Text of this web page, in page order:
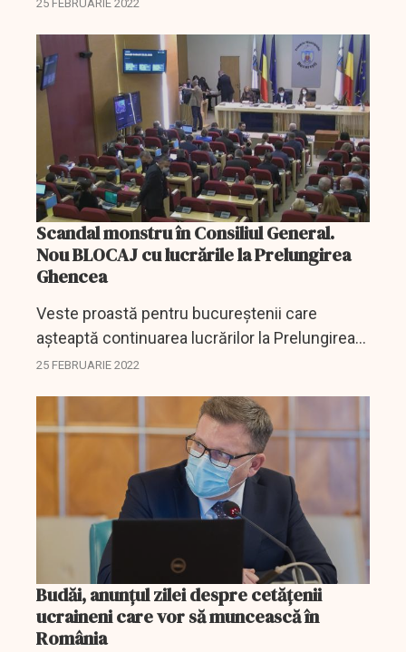
278 de garanții în...
25 FEBRUARIE 2022
Scandal monstru în Consiliul General.
Nou BLOCAJ cu lucrările la Prelungirea
Ghencea
Veste proastă pentru bucureştenii care
aşteaptă continuarea lucrărilor la Prelungirea
Ghencea.
25 FEBRUARIE 2022
Budăi, anunţul zilei despre cetăţenii
ucraineni care vor să muncească în
România